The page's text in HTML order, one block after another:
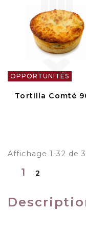
OPPORTUNITÉS
Tortilla Comté
Affichage 1-32 de
1 2